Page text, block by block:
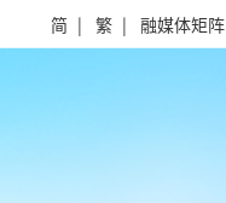
简 | 繁 | 融媒体矩阵